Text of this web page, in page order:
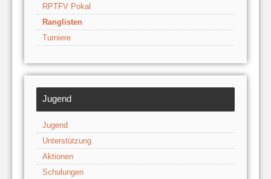
RPTFV Pokal
Ranglisten
Turniere
Jugend
Jugend
Unterstützung
Aktionen
Schulungen